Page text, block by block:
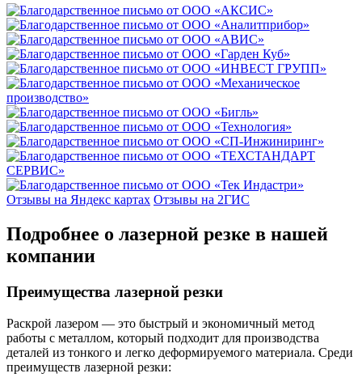
Отзывы на Яндекс картах Отзывы на 2ГИС
Подробнее о лазерной резке в нашей
компании
Преимущества лазерной резки
Раскрой лазером — это быстрый и экономичный метод
работы с металлом, который подходит для производства
деталей из тонкого и легко деформируемого материала. Среди
преимуществ лазерной резки: